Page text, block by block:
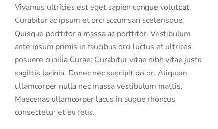
Vivamus ultricies est eget sapien congue volutpat.
Curabitur ac ipsum et orci accumsan scelerisque.
Quisque porttitor a massa ac porttitor. Vestibulum
ante ipsum primis in faucibus orci luctus et ultrices
posuere cubilia Curae; Curabitur vitae nibh vitae justo
sagittis lacinia. Donec nec suscipit dolor. Aliquam
ullamcorper nulla nec massa vestibulum mattis.
Maecenas ullamcorper lacus in augue rhoncus
consectetur et eu felis.